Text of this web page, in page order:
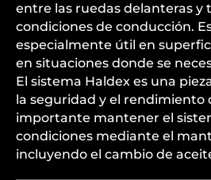
entre las ruedas delanteras y
condiciones de conducción.
especialmente útil en
en situaciones donde se
El sistema Haldex es una
la seguridad y el rendimiento
importante mantener el
condiciones mediante el
incluyendo el cambio de